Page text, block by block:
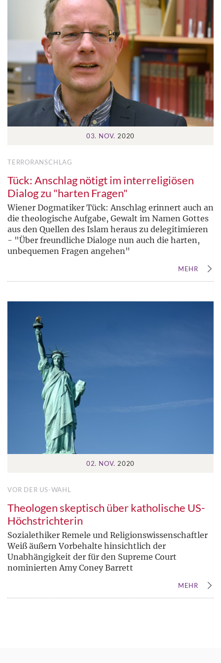
03. NOV. 2020
TERRORANSCHLAG
Tück: Anschlag nötigt im interreligiösen
Dialog zu "harten Fragen"
Wiener Dogmatiker Tück: Anschlag erinnert auch an
die theologische Aufgabe, Gewalt im Namen Gottes
aus den Quellen des Islam heraus zu delegitimieren
- "Über freundliche Dialoge nun auch die harten,
unbequemen Fragen angehen"
MEHR
02. NOV. 2020
VOR DER US-WAHL
Theologen skeptisch über katholische US-
Höchstrichterin
Sozialethiker Remele und Religionswissenschaftler
Weiß äußern Vorbehalte hinsichtlich der
Unabhängigkeit der für den Supreme Court
nominierten Amy Coney Barrett
MEHR